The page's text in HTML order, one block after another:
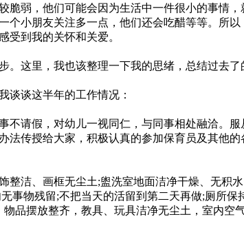
弱，他们可能会因为生活中一件很小的事情
小朋友关注多一点，他们还会吃醋等等。所
受到我的关怀和关爱。
这里，我也该整理一下我的思绪，总结过去了
谈谈这半年的工作情况：
请假，对幼儿一视同仁，与同事相处融洽。
传授给大家，积极认真的参加保育员及其他的
洁、画框无尘土;盥洗室地面洁净干燥、无积
事物残留;不把当天的活留到第二天再做;厕所保
品摆放整齐，教具、玩具洁净无尘土，室内空